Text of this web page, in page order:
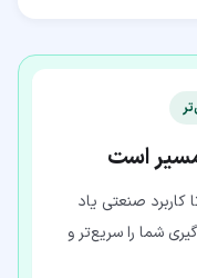
است
کاربرد صنعتی یاد
شما را سریع‌تر و